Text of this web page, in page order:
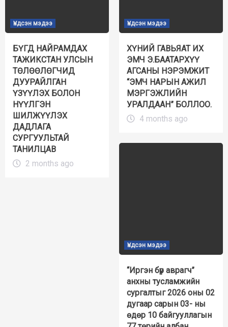
Үндсэн мэдээ
БҮГД НАЙРАМДАХ
ТАЖИКСТАН УЛСЫН
ТӨЛӨӨЛӨГЧИД
ДУУРАЙЛГАН
ҮЗҮҮЛЭХ БОЛОН
НҮҮЛГЭН
ШИЛЖҮҮЛЭХ
ДАДЛАГА
СУРГУУЛЬТАЙ
ТАНИЛЦАВ
2 months ago
Үндсэн мэдээ
ХҮНИЙ ГАВЬЯАТ ИХ
ЭМЧ Э.БААТАРХҮҮ
АГСАНЫ НЭРЭМЖИТ
“ЭМЧ НАРЫН АЖИЛ
МЭРГЭЖЛИЙН
УРАЛДААН” БОЛЛОО.
4 months ago
Үндсэн мэдээ
“Иргэн бүр аврагч”
анхны тусламжийн
сургалтыг 2026 оны 02
дугаар сарын 03- ны
өдөр 10 байгууллагын